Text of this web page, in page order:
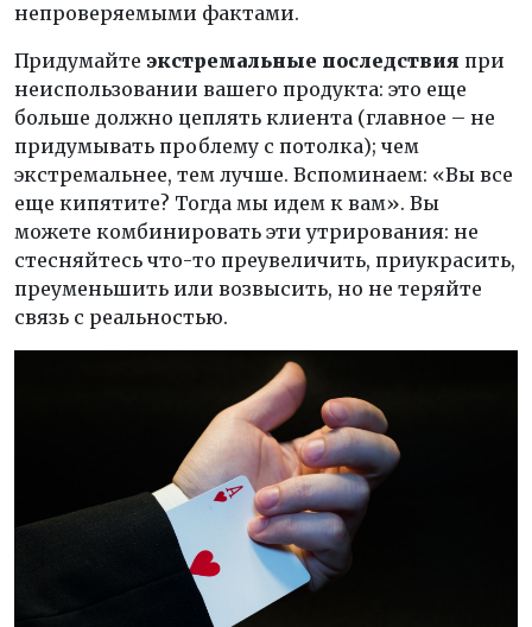
непроверяемыми фактами.
Придумайте экстремальные последствия при
неиспользовании вашего продукта: это еще
больше должно цеплять клиента (главное – не
придумывать проблему с потолка); чем
экстремальнее, тем лучше. Вспоминаем: «Вы все
еще кипятите? Тогда мы идем к вам». Вы
можете комбинировать эти утрирования: не
стесняйтесь что-то преувеличить, приукрасить,
преуменьшить или возвысить, но не теряйте
связь с реальностью.